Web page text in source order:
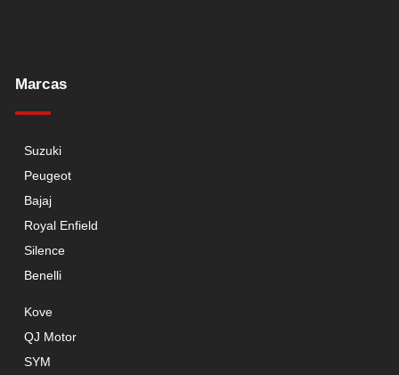
Marcas
Suzuki
Peugeot
Bajaj
Royal Enfield
Silence
Benelli
Kove
QJ Motor
SYM